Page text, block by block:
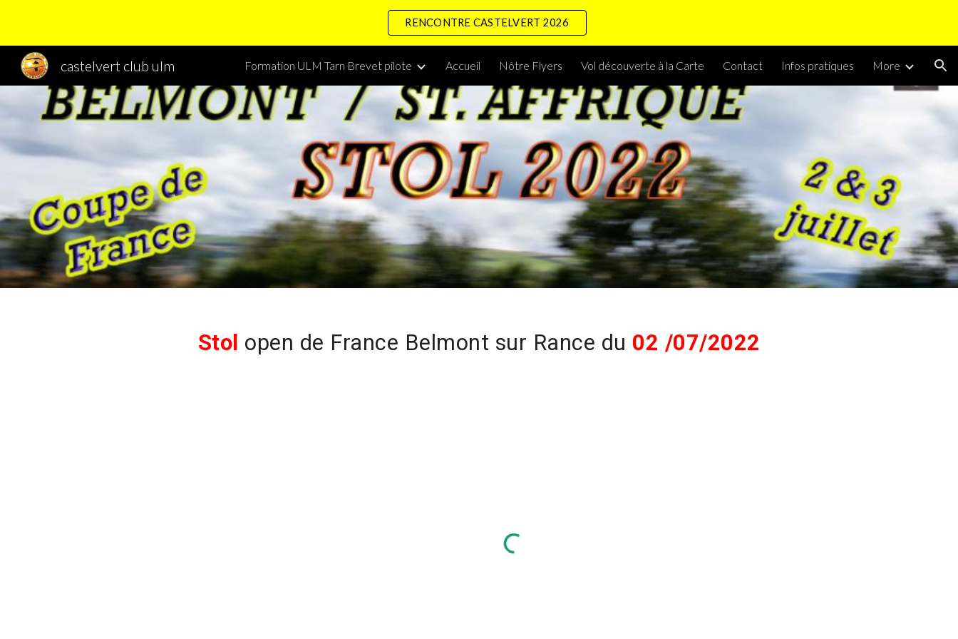
Skip to main content Skip to navigation
RENCONTRE CASTELVERT 2026
castelvert club ulm Formation ULM Tarn Brevet pilote Accueil Nôtre Flyers Vol découverte à la Carte Contact Infos pratiques More
Stol open de France Belmont sur Rance du 02 /07/2022